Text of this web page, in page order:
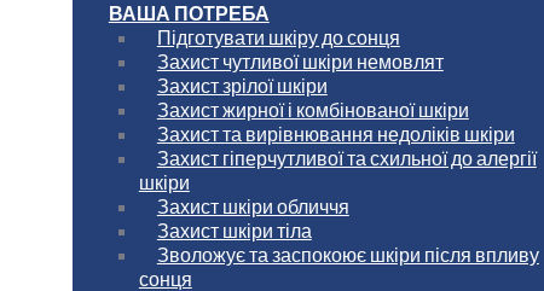
ВАША ПОТРЕБА
Підготувати шкіру до сонця
Захист чутливої шкіри немовлят
Захист зрілої шкіри
Захист жирної і комбінованої шкіри
Захист та вирівнювання недоліків шкіри
Захист гіперчутливої та схильної до алергії
шкіри
Захист шкіри обличчя
Захист шкіри тіла
Зволожує та заспокоює шкіри після впливу
сонця